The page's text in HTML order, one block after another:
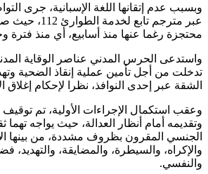
وبسبب عدم إتقانها اللغة الإسبانية، جرى
عبر مترجم تابع
محتجزة رغما عنها منذ أسابيع، أي منذ فترة
واستدعى الحرس المدني عناصر الوقاية
تدخلت من أجل تأمين عملية إنقاذ الضحية
الشقة عبر إحدى النوافذ، نظرا لإحكام إغلاق
وعقب استكمال الإجراءات الأولية، تم توقيف
وتقديمه أمام أنظار العدالة، حيث يواجه تهما
الجنسي المقرون بظروف مشددة، من بينها
والإكراه، والسيطرة، والمضايقة، والتهديد،
والنفسي.